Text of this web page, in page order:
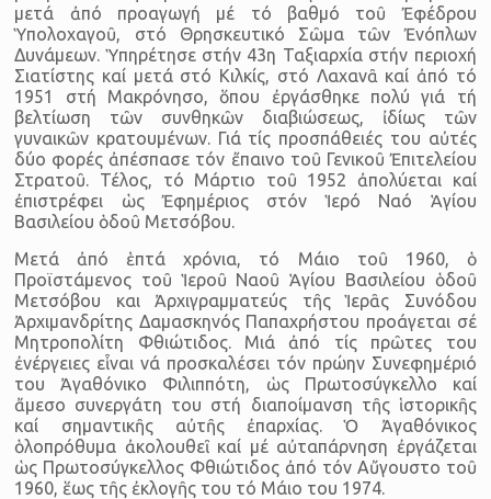
μετά ἀπό προαγωγή μέ τό βαθμό τοῦ Ἐφέδρου
Ὑπολοχαγοῦ, στό Θρησκευτικό Σῶμα τῶν Ἐνόπλων
Δυνάμεων. Ὑπηρέτησε στήν 43η Ταξιαρχία στήν περιοχή
Σιατίστης καί μετά στό Κιλκίς, στό Λαχανᾶ καί ἀπό τό
1951 στή Μα­κρόνησο, ὅπου ἐργάσθηκε πολύ γιά τή
βελτίωση τῶν συνθηκῶν δια­βιώσεως, ἰδίως τῶν
γυναικῶν κρατουμένων. Γιά τίς προσπάθειές του αὐτές
δύο φορές ἀπέσπασε τόν ἔπαινο τοῦ Γενικοῦ Ἐπιτελείου
Στρατοῦ. Τέλος, τό Μάρτιο τοῦ 1952 ἀπολύεται καί
ἐπιστρέφει ὡς Ἐφη­μέριος στόν Ἱερό Ναό Ἁγίου
Βασιλείου ὁδοῦ Μετσόβου.
Μετά ἀπό ἑπτά χρόνια, τό Μάιο τοῦ 1960, ὁ
Προϊστάμενος τοῦ Ἱεροῦ Ναοῦ Ἁγίου Βασιλείου ὁδοῦ
Μετσόβου και Ἀρχιγραμματεύς τῆς Ἱερᾶς Συνόδου
Ἀρχιμανδρίτης Δαμασκηνός Παπαχρήστου προ­άγεται σέ
Μητροπολίτη Φθιώτιδος. Μιά ἀπό τίς πρῶτες του
ἐνέργει­ες εἶναι νά προσκαλέσει τόν πρώην Συνεφημέριό
του Ἀγαθόνικο Φιλιππότη, ὡς Πρωτοσύγκελλο καί
ἄμεσο συνεργάτη του στή δια­ποίμανση τῆς ἱστορικῆς
καί σημαντικῆς αὐτῆς ἐπαρχίας. Ὁ Ἀγαθό­νικος
ὁλοπρόθυμα ἀκολουθεῖ καί μέ αὐταπάρνηση ἐργάζεται
ὡς Πρωτοσύγκελλος Φθιώτιδος ἀπό τόν Αὔγουστο τοῦ
1960, ἕως τῆς ἐκ­λογῆς του τό Μάιο του 1974.